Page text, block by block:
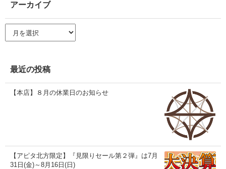
アーカイブ
ー
ブ
最近の投稿
【本店】８月の休業日のお知らせ
【アピタ北方限定】『見限りセール第２弾』は7月
31日(金)～8月16日(日)